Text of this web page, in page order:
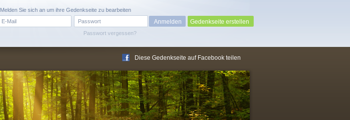
Passwort vergessen?
Melden Sie sich an um ihre Gedenkseite zu bearbeiten
Gedenkseite erstellen
Diese Gedenkseite auf Facebook teilen